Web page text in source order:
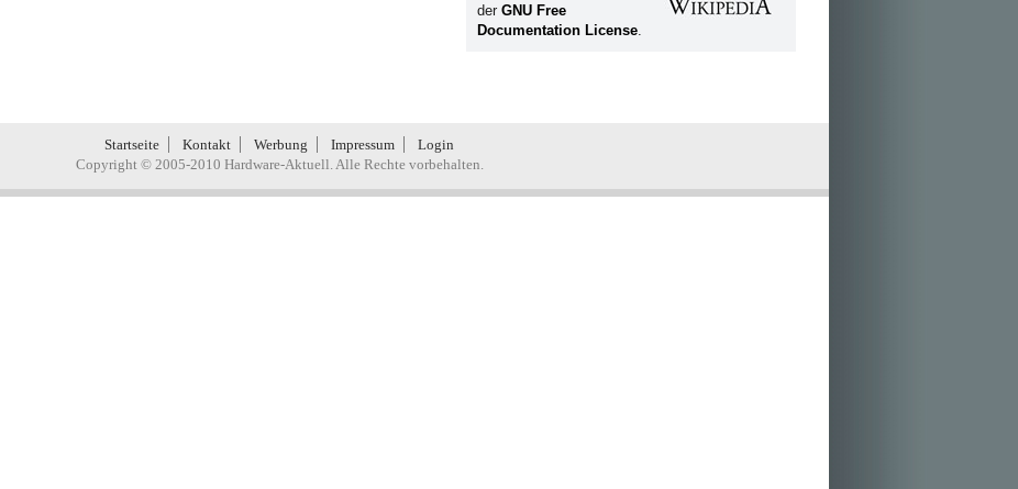
der GNU Free
Documentation License.
Startseite Kontakt Werbung Impressum
Login
Copyright © 2005-2010 Hardware-Aktuell. Alle Rechte vorbehalten.